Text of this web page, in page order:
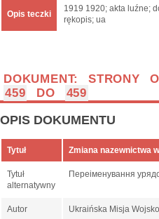
Opis teczki
1919 1920; akta luźne;
rękopis; ua
DOKUMENT: STRONY
459
DO 459
OPIS DOKUMENTU
Tytuł Zmiana nazewnictwa
Tytuł
alternatywny
Переіменування
Autor Ukraińska Misja